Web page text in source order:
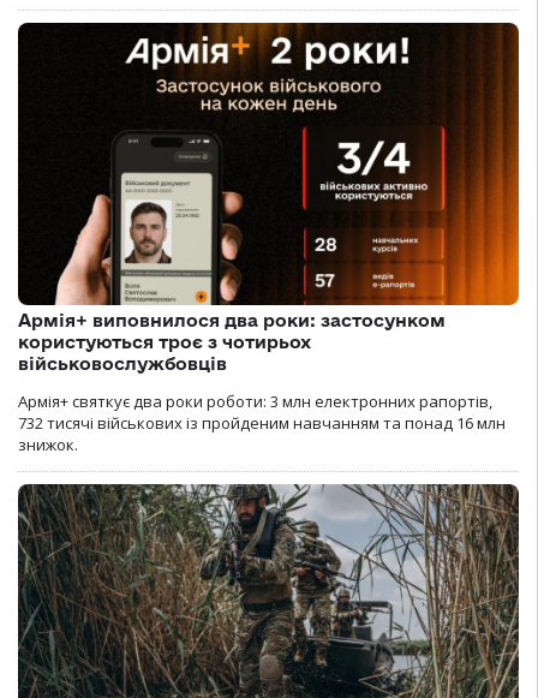
Армія+ виповнилося два роки: застосунком
користуються троє з чотирьох
військовослужбовців
Армія+ святкує два роки роботи: 3 млн електронних рапортів,
732 тисячі військових із пройденим навчанням та понад 16 млн
знижок.